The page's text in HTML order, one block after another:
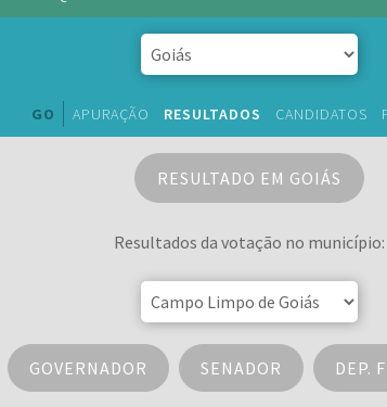
GO APURAÇÃO RESULTADOS CANDIDATOS
RESULTADO EM GOIÁS
Resultados da votação no município:
GOVERNADOR SENADOR DEP.